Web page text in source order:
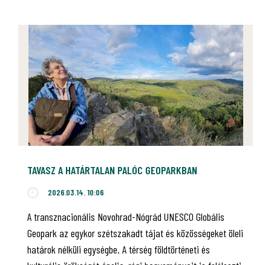
TAVASZ A HATÁRTALAN PALÓC GEOPARKBAN
2026.03.14. 10:06
A transznacionális Novohrad-Nógrád UNESCO Globális
Geopark az egykor szétszakadt tájat és közösségeket öleli
határok nélküli egységbe. A térség földtörténeti és